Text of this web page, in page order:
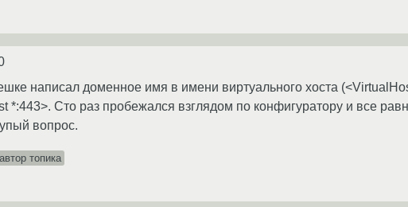
написал доменное имя в имени виртуального хоста
*:443>. Сто раз пробежался взглядом по конфигуратору и все
вопрос.
автор топика